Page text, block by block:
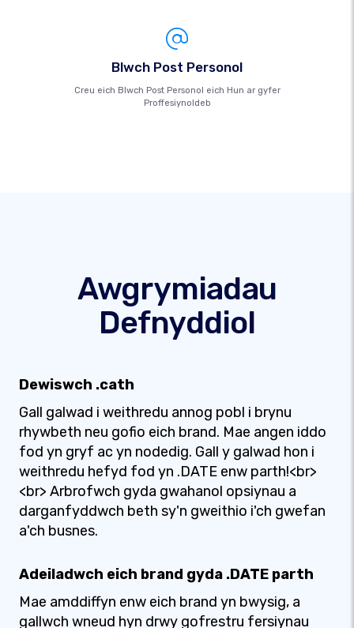
Blwch Post Personol
Creu eich Blwch Post Personol eich Hun ar gyfer
Proffesiynoldeb
Awgrymiadau
Defnyddiol
Dewiswch .cath
Gall galwad i weithredu annog pobl i brynu
rhywbeth neu gofio eich brand. Mae angen iddo
fod yn gryf ac yn nodedig. Gall y galwad hon i
weithredu hefyd fod yn .DATE enw parth!<br>
<br> Arbrofwch gyda gwahanol opsiynau a
darganfyddwch beth sy'n gweithio i'ch gwefan
a'ch busnes.
Adeiladwch eich brand gyda .DATE parth
Mae amddiffyn enw eich brand yn bwysig, a
gallwch wneud hyn drwy gofrestru fersiynau